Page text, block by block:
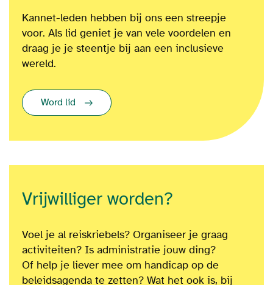
Kannet-leden hebben bij ons een streepje
voor. Als lid geniet je van vele voordelen en
draag je je steentje bij aan een inclusieve
wereld.
Word lid
Vrijwilliger worden?
Voel je al reiskriebels? Organiseer je graag
activiteiten? Is administratie jouw ding?
Of help je liever mee om handicap op de
beleidsagenda te zetten? Wat het ook is, bij